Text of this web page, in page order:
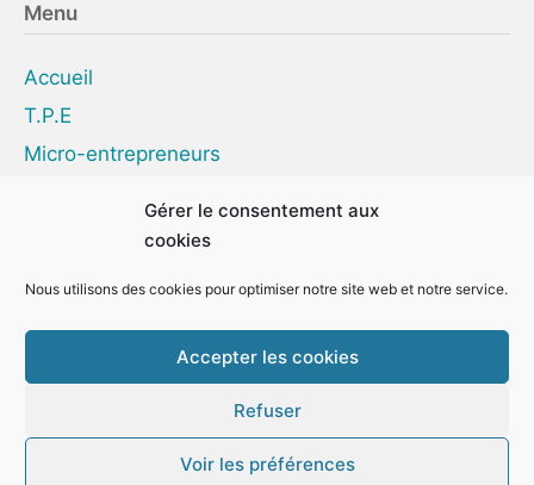
Gérer le consentement aux
cookies
Nous utilisons des cookies pour optimiser notre site web et notre service.
Accepter les cookies
Refuser
Voir les préférences
Menu
Accueil
T.P.E
Micro-entrepreneurs
Copyright © 2026MCM Gestion&Conseil- Site
réalisé par2CA Web